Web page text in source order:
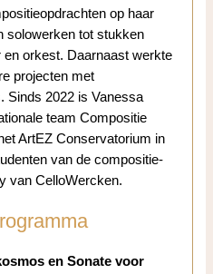
op haar
solowerken tot stukken
orkest. Daarnaast werkte
projecten met
Sinds 2022 is Vanessa
team Compositie
ArtEZ Conservatorium in
van de compositie-
van CelloWercken.
en Sonate voor